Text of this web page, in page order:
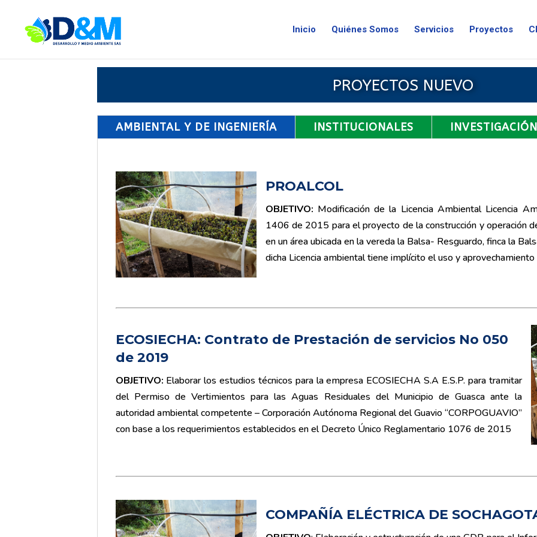
Inicio Quiénes Somos Servicios Proyectos
PROYECTOS NUEVO
AMBIENTAL Y DE INGENIERÍA INSTITUCIONALES INVESTIGACIÓN
PROALCOL
OBJETIVO: Modificación de la Licencia Ambiental Licencia
1406 de 2015 para el proyecto de la construcción y operación
en un área ubicada en la vereda la Balsa- Resguardo, finca la
dicha Licencia ambiental tiene implícito el uso y
ECOSIECHA: Contrato de Prestación de servicios No 050
de 2019
OBJETIVO: Elaborar los estudios técnicos para la empresa ECOSIECHA S.A E.S.P. para tramitar
del Permiso de Vertimientos para las Aguas Residuales del Municipio de Guasca ante la
autoridad ambiental competente – Corporación Autónoma Regional del Guavio “CORPOGUAVIO”
con base a los requerimientos establecidos en el Decreto Único Reglamentario 1076 de 2015
COMPAÑÍA ELÉCTRICA DE